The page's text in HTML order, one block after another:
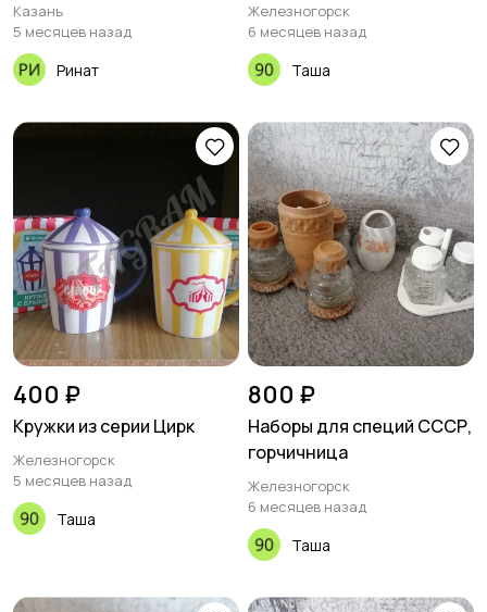
Казань
5 месяцев назад
Ринат
Железногорск
6 месяцев назад
Таша
400 ₽
Кружки из серии Цирк
Железногорск
5 месяцев назад
Таша
800 ₽
Наборы для специй СССР,
горчичница
Железногорск
6 месяцев назад
Таша